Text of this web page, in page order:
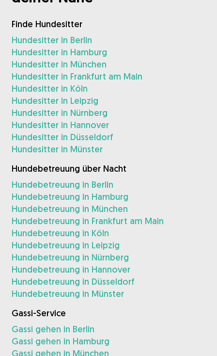
Finde Hundesitter
Hundesitter in Berlin
Hundesitter in Hamburg
Hundesitter in München
Hundesitter in Frankfurt am Main
Hundesitter in Köln
Hundesitter in Leipzig
Hundesitter in Nürnberg
Hundesitter in Hannover
Hundesitter in Düsseldorf
Hundesitter in Münster
Hundebetreuung über Nacht
Hundebetreuung in Berlin
Hundebetreuung in Hamburg
Hundebetreuung in München
Hundebetreuung in Frankfurt am Main
Hundebetreuung in Köln
Hundebetreuung in Leipzig
Hundebetreuung in Nürnberg
Hundebetreuung in Hannover
Hundebetreuung in Düsseldorf
Hundebetreuung in Münster
Gassi-Service
Gassi gehen in Berlin
Gassi gehen in Hamburg
Gassi gehen in München